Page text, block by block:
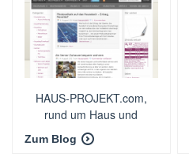
HAUS-PROJEKT.com,
rund um Haus und
Garten; Wohnen und
Leben
Zum Blog